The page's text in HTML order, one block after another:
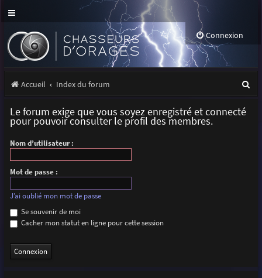
Connexion
Accueil Index du forum
Le forum exige que vous soyez enregistré et connecté
pour pouvoir consulter le profil des membres.
Nom d’utilisateur :
Mot de passe :
J’ai oublié mon mot de passe
Se souvenir de moi
Cacher mon statut en ligne pour cette session